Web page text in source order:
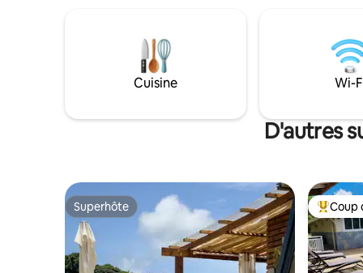
confort et son raffinement vous ferons
passer des vacances inoubliables. Nous
vivons sur le même terrain mais chacun a
Cuisine Wi-
D'autres
Superhôte
Superhôte Coup
Coup